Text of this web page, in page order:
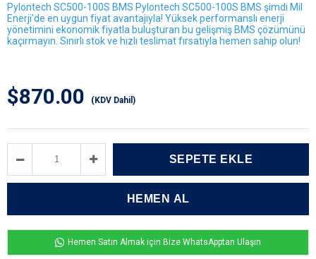
Pylontech SC500-100S BMS Pylontech SC500-100S BMS şimdi Mil
Enerji’de en uygun fiyat avantajıyla! Yüksek performanslı enerji
yönetimini ekonomik fiyatla buluşturan bu gelişmiş BMS çözümünü
kaçırmayın. Sınırlı stok ve hızlı teslimat fırsatıyla hemen sahip olun!
$870.00 (KDV Dahil)
Hemen Satın Almak için Bize WhatsApptan Ulaşın